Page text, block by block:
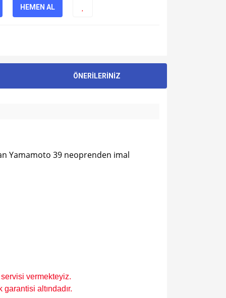
HEMEN AL
ÖNERİLERİNİZ
Yamamoto 39 neoprenden imal
servisi vermekteyiz.
altındadır.